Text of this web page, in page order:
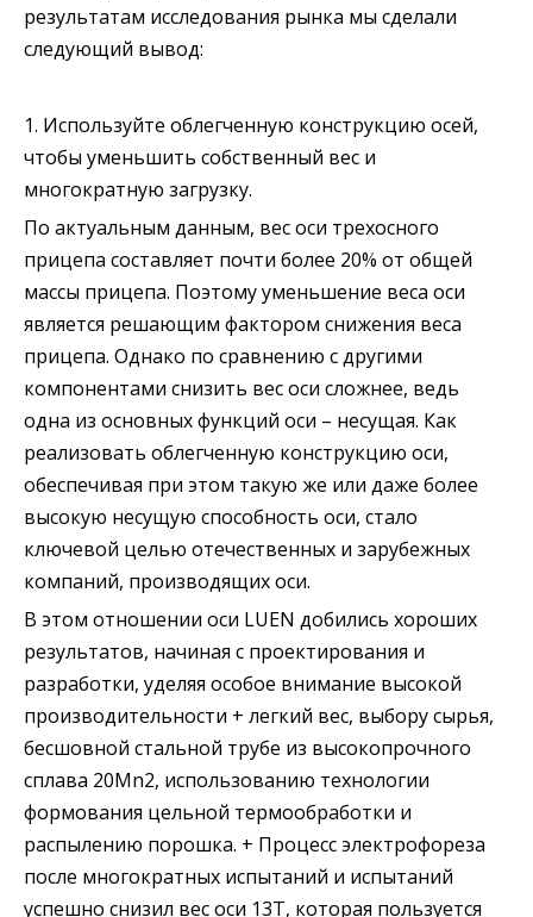
результатам исследования рынка мы сделали
следующий вывод:
1. Используйте облегченную конструкцию осей,
чтобы уменьшить собственный вес и
многократную загрузку.
По актуальным данным, вес оси трехосного
прицепа составляет почти более 20% от общей
массы прицепа. Поэтому уменьшение веса оси
является решающим фактором снижения веса
прицепа. Однако по сравнению с другими
компонентами снизить вес оси сложнее, ведь
одна из основных функций оси – несущая. Как
реализовать облегченную конструкцию оси,
обеспечивая при этом такую ​​же или даже более
высокую несущую способность оси, стало
ключевой целью отечественных и зарубежных
компаний, производящих оси.
В этом отношении оси LUEN добились хороших
результатов, начиная с проектирования и
разработки, уделяя особое внимание высокой
производительности + легкий вес, выбору сырья,
бесшовной стальной трубе из высокопрочного
сплава 20Mn2, использованию технологии
формования цельной термообработки и
распылению порошка. + Процесс электрофореза
после многократных испытаний и испытаний
успешно снизил вес оси 13T, которая пользуется